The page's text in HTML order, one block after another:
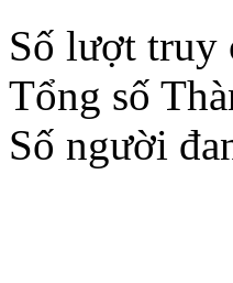
Số lượt truy
Tổng số
Số người